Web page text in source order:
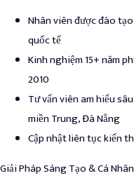
Nhân viên được đào
quốc tế
Kinh nghiệm 15+ năm
2010
Tư vấn viên am hiểu
miền Trung, Đà Nẵng
Cập nhật liên tục kiến
Giải Pháp Sáng Tạo & Cá